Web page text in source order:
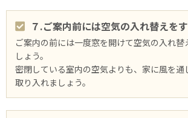
７.ご案内前には空気の入れ替えを
ご案内の前には⼀度窓を開けて空気の入れ替
しょう。
密閉している室内の空気よりも、家に風を通
取り入れましょう。